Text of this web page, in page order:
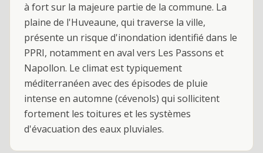
à fort sur la majeure partie de la commune. La
plaine de l'Huveaune, qui traverse la ville,
présente un risque d'inondation identifié dans le
PPRI, notamment en aval vers Les Passons et
Napollon. Le climat est typiquement
méditerranéen avec des épisodes de pluie
intense en automne (cévenols) qui sollicitent
fortement les toitures et les systèmes
d'évacuation des eaux pluviales.